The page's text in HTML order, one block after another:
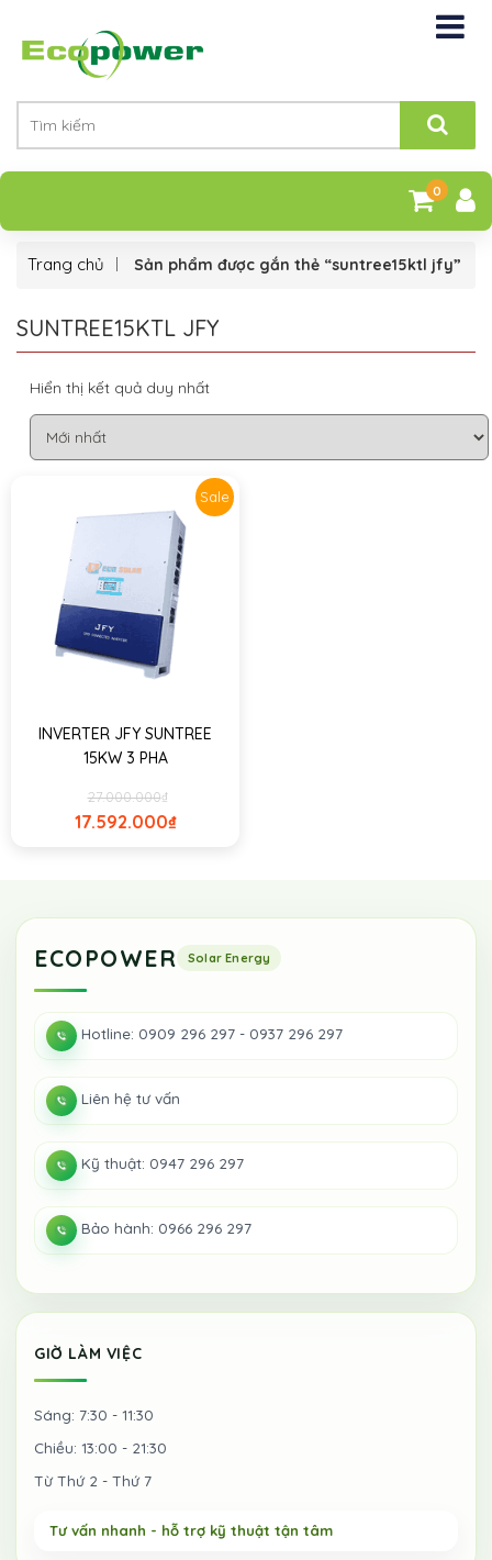
0
Trang chủ Sản phẩm được gắn thẻ “suntree15ktl jfy”
SUNTREE15KTL JFY
Hiển thị kết quả duy nhất
Sale
INVERTER JFY SUNTREE
15KW 3 PHA
₫
27.000.000
₫
17.592.000
ECOPOWER
Hotline: 0909 296 297 - 0937 296 297
Liên hệ tư vấn
Kỹ thuật: 0947 296 297
Bảo hành: 0966 296 297
GIỜ LÀM VIỆC
Sáng: 7:30 - 11:30
Chiều: 13:00 - 21:30
Từ Thứ 2 - Thứ 7